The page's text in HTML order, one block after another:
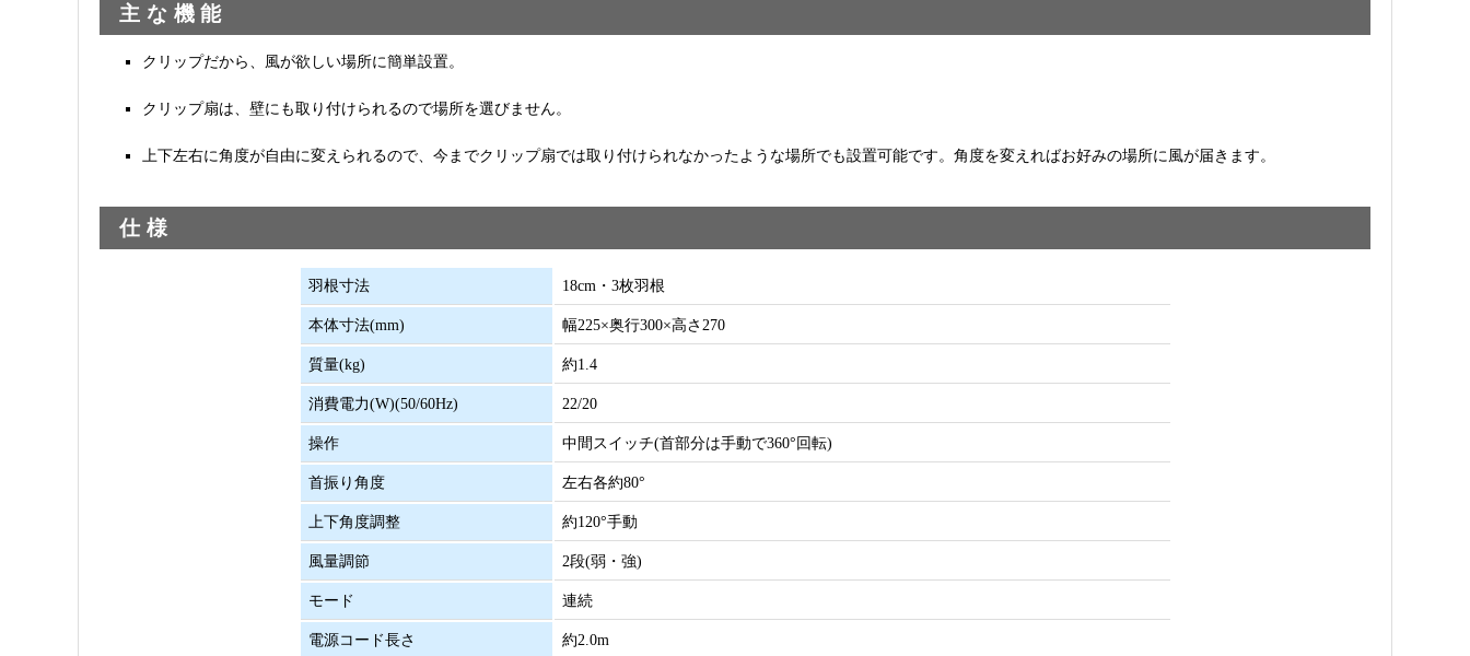
主な機能
クリップだから、風が欲しい場所に簡単設置。
クリップ扇は、壁にも取り付けられるので場所を選びません。
上下左右に角度が自由に変えられるので、今までクリップ扇では取り付けられなかったような場所でも設置可能です。角度を変えればお好みの場所に風が届きます。
仕様
羽根寸法 18cm・3枚羽根
本体寸法(mm) 幅225×奥行300×高さ270
質量(kg) 約1.4
消費電力(W)(50/60Hz) 22/20
操作 中間スイッチ(首部分は手動で360°回転)
首振り角度 左右各約80°
上下角度調整 約120°手動
風量調節 2段(弱・強)
モード 連続
電源コード長さ 約2.0m